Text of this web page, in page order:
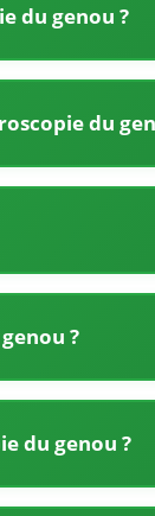
du genou ?
du
?
du genou ?